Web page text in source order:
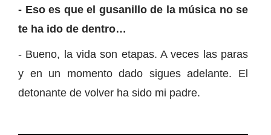
- Eso es que el gusanillo de la música no se
te ha ido de dentro…
- Bueno, la vida son etapas. A veces las paras
y en un momento dado sigues adelante. El
detonante de volver ha sido mi padre.